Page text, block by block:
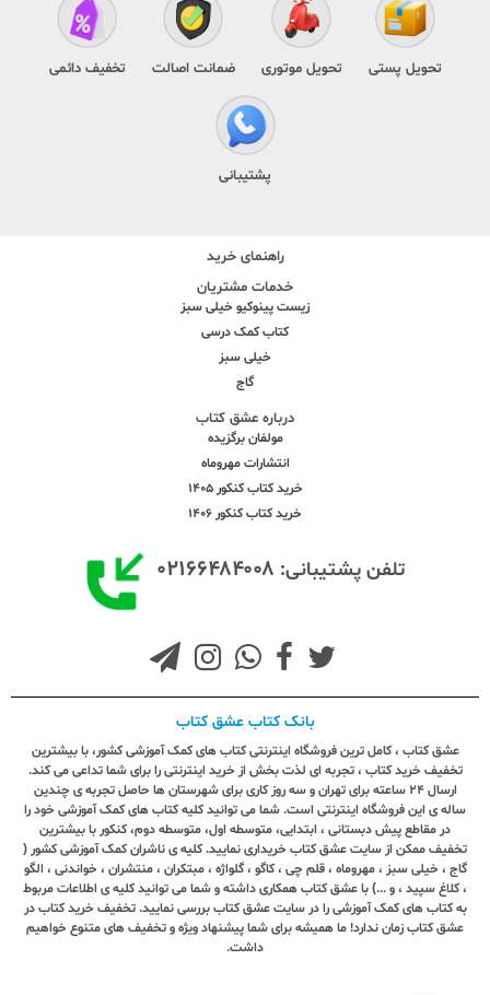
تحویل پستی تحویل موتوری ضمانت اصالت تخفیف دائمی
پشتیبانی
راهنمای خرید
خدمات مشتریان
زیست پینوکیو خیلی سبز
کتاب کمک درسی
خیلی سبز
گاج
درباره عشق کتاب
مولفان برگزیده
انتشارات مهروماه
خرید کتاب کنکور 1405
خرید کتاب کنکور 1406
تلفن پشتیبانی: ۰۲۱۶۶۴۸۴۰۰۸
بانک کتاب عشق کتاب
عشق کتاب ، کامل ترین فروشگاه اینترنتی کتاب های کمک آموزشی کشور، با بیشترین
تخفیف خرید کتاب ، تجربه ای لذت بخش از خرید اینترنتی را برای شما تداعی می کند.
ارسال ٢٤ ساعته برای تهران و سه روز کاری برای شهرستان ها حاصل تجربه ی چندین
ساله ی این فروشگاه اینترنتی است. شما می توانید کلیه کتاب های کمک آموزشی خود را
در مقاطع پیش دبستانی ، ابتدایی، متوسطه اول، متوسطه دوم، کنکور با بیشترین
تخفیف ممکن از سایت عشق کتاب خریداری نمایید. کلیه ی ناشران کمک آموزشی کشور (
گاج ، خیلی سبز ، مهروماه ، قلم چی ، کاگو ، گلواژه ، مبتکران ، منتشران ، خواندنی ، الگو
، کلاغ سپید ، و ...) با عشق کتاب همکاری داشته و شما می توانید کلیه ی اطلاعات مربوط
به کتاب های کمک آموزشی را در سایت عشق کتاب بررسی نمایید. تخفیف خرید کتاب در
عشق کتاب زمان ندارد! ما همیشه برای شما پیشنهاد ویژه و تخفیف های متنوع خواهیم
داشت.